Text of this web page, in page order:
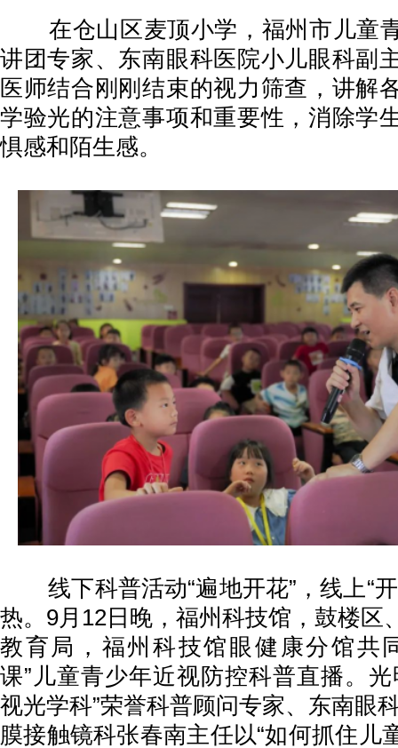
在仓山区麦顶小学，福州市儿童
讲团专家、东南眼科医院小儿眼科副
医师结合刚刚结束的视力筛查，讲解
学验光的注意事项和重要性，消除学
惧感和陌生感。
线下科普活动“遍地开花”，线上“开
热。9月12日晚，福州科技馆，鼓楼区
教育局，福州科技馆眼健康分馆共
课”儿童青少年近视防控科普直播。
视光学科”荣誉科普顾问专家、东南眼
膜接触镜科张春南主任以“如何抓住儿